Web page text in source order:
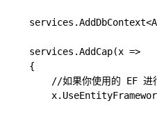
    services.AddCap(x =>
    {
//如果你使用的 EF 进